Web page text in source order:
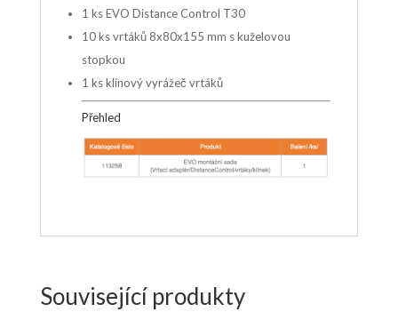
1 ks EVO Distance Control T30
10 ks vrtáků 8x80x155 mm s kuželovou
stopkou
1 ks klínový vyrážeč vrtáků
Přehled
Související produkty